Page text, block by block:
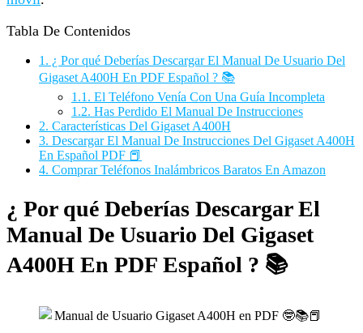
Tabla De Contenidos
1. ¿ Por qué Deberías Descargar El Manual De Usuario Del
Gigaset A400H En PDF Español ? 📚
1.1. El Teléfono Venía Con Una Guía Incompleta
1.2. Has Perdido El Manual De Instrucciones
2. Características Del Gigaset A400H
3. Descargar El Manual De Instrucciones Del Gigaset A400H
En Español PDF 📕
4. Comprar Teléfonos Inalámbricos Baratos En Amazon
¿ Por qué Deberías Descargar El
Manual De Usuario Del Gigaset
A400H En PDF Español ? 📚